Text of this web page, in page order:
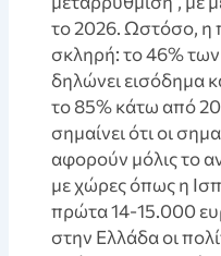
το 2026. Ωστόσο, η
σκληρή: το 46%
δηλώνει εισόδημα
το 85% κάτω από
σημαίνει ότι οι
αφορούν μόλις το
με χώρες όπως η
πρώτα 14-15.000
στην Ελλάδα οι